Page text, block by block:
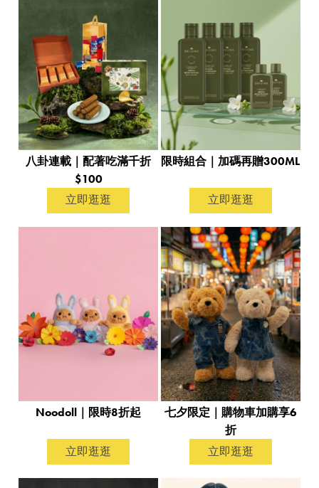
八卦連載｜配著吃滿千折
$100
立即逛逛
限時組合｜加碼再贈300ML
立即逛逛
Noodoll｜限時8折起
立即逛逛
七夕限定｜購物車加購享6
折
立即逛逛